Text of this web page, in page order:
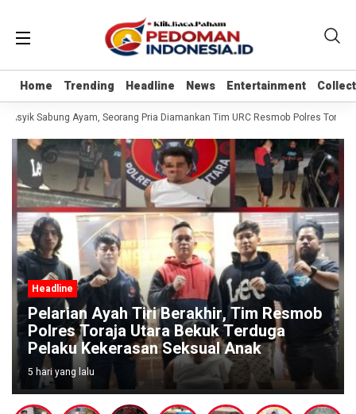
Home Trending Headline News Entertainment
Home Trending Headline News Entertainment
Asyik Sabung Ayam, Seorang Pria Diamankan Tim URC Resmob Polres Toraja
Headline
Pelarian Ayah Tiri Berakhir, Tim Resmob
Polres Toraja Utara Bekuk Terduga
Pelaku Kekerasan Seksual Anak
5 hari yang lalu